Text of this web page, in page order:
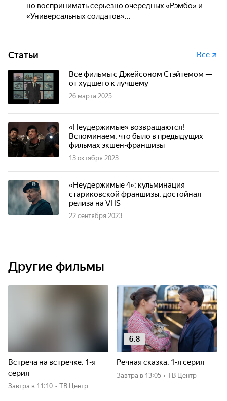
но воспринимать серьезно очередных «Рэмбо» и
«Универсальных солдатов»...
Статьи Все
Все фильмы с Джейсоном Стэйтемом —
от худшего к лучшему
26 марта 2025
«Неудержимые» возвращаются!
Вспоминаем, что было в предыдущих
фильмах экшен-франшизы
13 октября 2023
«Неудержимые 4»: кульминация
стариковской франшизы, достойная
релиза на VHS
22 сентября 2023
Другие фильмы
Встреча на встречке. 1-я
серия
Завтра в 11:10 • ТВ Центр
6.8
Речная сказка. 1-я серия
Завтра в 13:05 • ТВ Центр